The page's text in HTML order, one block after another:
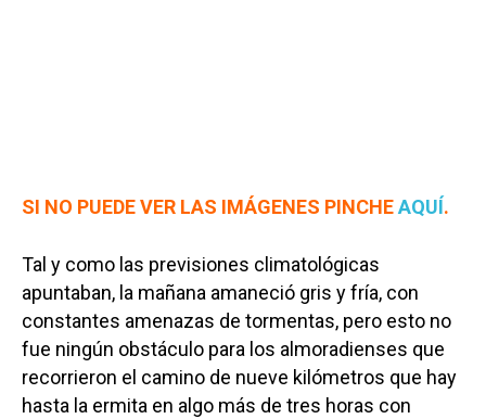
SI NO PUEDE VER LAS IMÁGENES PINCHEAQUÍ.
Tal y como las previsiones climatológicas
apuntaban, la mañana amaneció gris y fría, con
constantes amenazas de tormentas, pero esto no
fue ningún obstáculo para los almoradienses que
recorrieron el camino de nueve kilómetros que hay
hasta la ermita en algo más de tres horas con